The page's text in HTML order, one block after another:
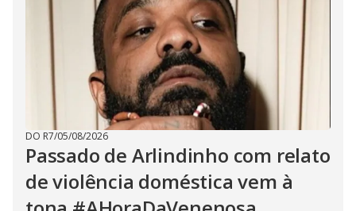
DO R7/05/08/2026
Passado de Arlindinho com relato
de violência doméstica vem à